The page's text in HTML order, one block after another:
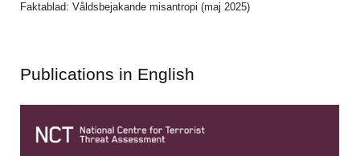
Faktablad: Våldsbejakande misantropi (maj 2025)
Publications in English